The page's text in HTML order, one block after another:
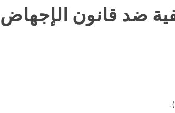
ضد قانون
).